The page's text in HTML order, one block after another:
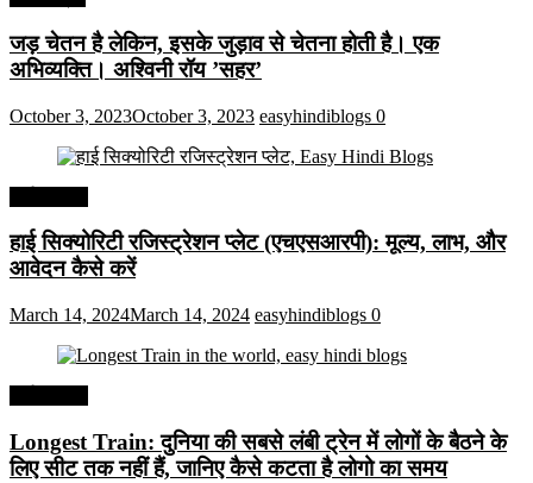
जड़ चेतन है लेकिन, इसके जुड़ाव से चेतना होती है। एक
अभिव्यक्ति। अश्विनी रॉय ’सहर’
October 3, 2023October 3, 2023 easyhindiblogs 0
हाई सिक्योरिटी रजिस्ट्रेशन प्लेट (एचएसआरपी): मूल्य, लाभ, और
आवेदन कैसे करें
March 14, 2024March 14, 2024 easyhindiblogs 0
Longest Train: दुनिया की सबसे लंबी ट्रेन में लोगों के बैठने के
लिए सीट तक ​​नहीं हैं, जानिए कैसे कटता है लोगो का समय